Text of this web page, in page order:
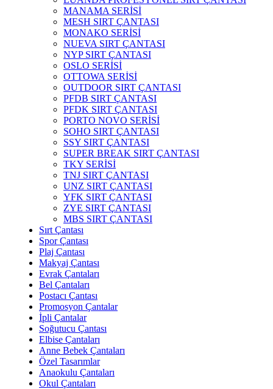
MANAMA SERİSİ
MESH SIRT ÇANTASI
MONAKO SERİSİ
NUEVA SIRT ÇANTASI
NYP SIRT ÇANTASI
OSLO SERİSİ
OTTOWA SERİSİ
OUTDOOR SIRT ÇANTASI
PFDB SIRT ÇANTASI
PFDK SIRT ÇANTASI
PORTO NOVO SERİSİ
SOHO SIRT ÇANTASI
SSY SIRT ÇANTASI
SUPER BREAK SIRT ÇANTASI
TKY SERİSİ
TNJ SIRT ÇANTASI
UNZ SIRT ÇANTASI
YFK SIRT ÇANTASI
ZYE SIRT ÇANTASI
MBS SIRT ÇANTASI
Sırt Çantası
Spor Çantası
Plaj Çantası
Makyaj Çantası
Evrak Çantaları
Bel Çantaları
Postacı Çantası
Promosyon Çantalar
İpli Çantalar
Soğutucu Çantası
Elbise Çantaları
Anne Bebek Çantaları
Özel Tasarımlar
Anaokulu Çantaları
Okul Çantaları